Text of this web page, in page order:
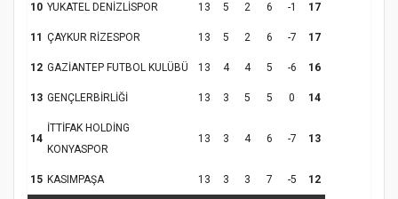
Samsun Atakum’da Ayasofya Camii
Etkinliği
Türkiye’de insanlar dinle bağlarını
10 YUKATEL DENİZLİSPOR 13 5 2 6 -1 17
11 ÇAYKUR RİZESPOR 13 5 2 6 -7 17
12 GAZİANTEP FUTBOL KULÜBÜ 13 4 4 5 -6 16
13 GENÇLERBİRLİĞİ 13 3 5 5 0 14
14
İTTİFAK HOLDİNG
KONYASPOR
13 3 4 6 -7 13
15 KASIMPAŞA 13 3 3 7 -5 12